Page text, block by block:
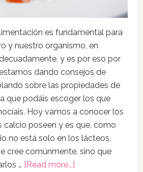
es fundamental para
y nuestro organismo, en
y es por eso por
dando consejos de
sobre las propiedades de
que podáis escoger los que
Hoy vamos a conocer los
calcio poseen y es que, como
no está solo en los lácteos,
cree comúnmente, sino que
… [Read more...]